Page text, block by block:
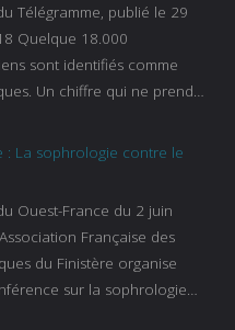
Télégramme, publié le 29
Quelque 18.000
sont identifiés comme
Un chiffre qui ne prend
« C’est une pathologie qui
à augmenter, souligne
primaire d’assurance-
C’est aussi une pathologie
être handicapante et coûte
on sait que 37 % des
: La sophrologie contre le
Ouest-France du 2 juin
Française des
du Finistère organise
sur la sophrologie